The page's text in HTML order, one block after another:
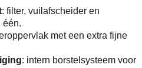
: filter, vuilafscheider en
één.
met een extra fijne
: intern borstelsysteem voor